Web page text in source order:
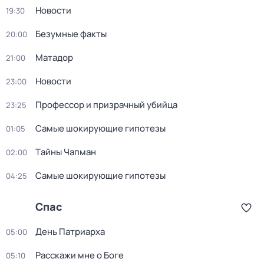
19:30 Новости
20:00 Безумные факты
21:00 Матадор
23:00 Новости
23:25 Профессор и призрачный убийца
01:05 Самые шoкиpующие гипотезы
02:00 Тaйны Чапман
04:25 Самые шoкиpующие гипотезы
Спас
05:00 День Патриарха
05:10 Расскажи мне о Боге